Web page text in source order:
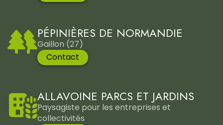
PÉPINIÈRES DE NORMANDIE
Gaillon (27)
Contact
ALLAVOINE PARCS ET JARDINS
Paysagiste pour les entreprises et
collectivités